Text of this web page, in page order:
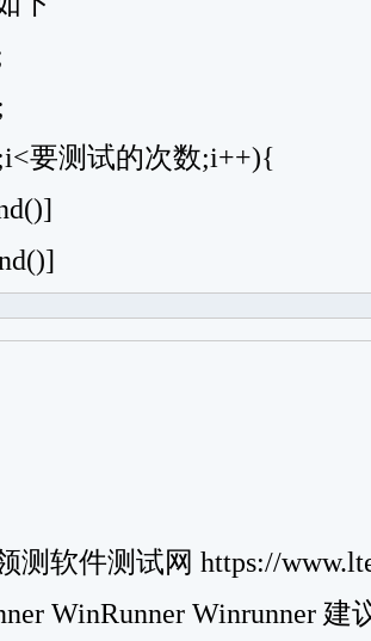
测试的次数;i++){
测软件测试网 https://
WinRunner Winrunner 建